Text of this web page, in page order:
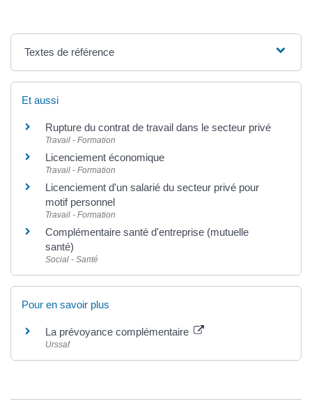
Textes de référence
Et aussi
Rupture du contrat de travail dans le secteur privé
Travail - Formation
Licenciement économique
Travail - Formation
Licenciement d'un salarié du secteur privé pour
motif personnel
Travail - Formation
Complémentaire santé d'entreprise (mutuelle
santé)
Social - Santé
Pour en savoir plus
La prévoyance complémentaire
Urssaf